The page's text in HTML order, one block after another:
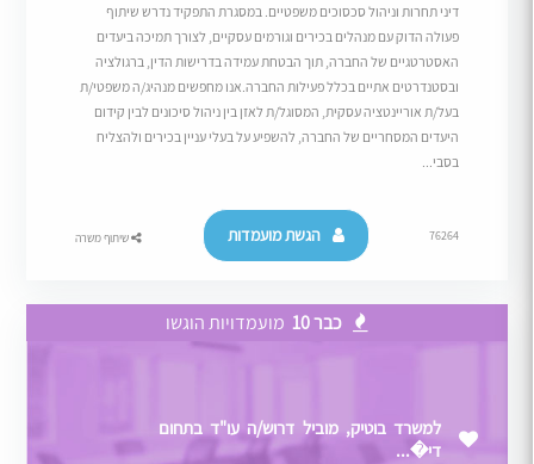
דיני תחרות וניהול סכסוכים משפטיים. במסגרת התפקיד נדרש שיתוף
פעולה הדוק עם מנהלים בכירים וגורמים עסקיים, לצורך תמיכה ביעדים
האסטרטגיים של החברה, תוך הבטחת עמידה בדרישות הדין, ברגולציה
ובסטנדרטים אתיים בכלל פעילות החברה.אנו מחפשים מנהיג/ה משפטי/ת
בעל/ת אוריינטציה עסקית, המסוגל/ת לאזן בין ניהול סיכונים לבין קידום
היעדים המסחריים של החברה, להשפיע על בעלי עניין בכירים ולהצליח
בסבי...
76264 הגשת מועמדות שיתוף משרה
כבר 10 מועמדויות הוגשו
למשרד בוטיק, מוביל דרוש/ה עו"ד בתחום
די�...